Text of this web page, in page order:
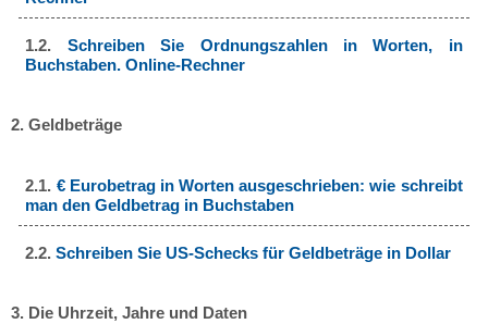
1.2. Schreiben Sie Ordnungszahlen in Worten, in
Buchstaben. Online-Rechner
2. Geldbeträge
2.1. € Eurobetrag in Worten ausgeschrieben: wie schreibt
man den Geldbetrag in Buchstaben
2.2.Schreiben Sie US-Schecks für Geldbeträge in Dollar
3. Die Uhrzeit, Jahre und Daten